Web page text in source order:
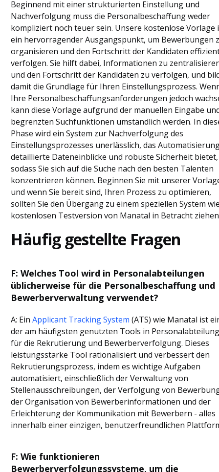
Beginnend mit einer strukturierten Einstellung und
Nachverfolgung muss die Personalbeschaffung weder
kompliziert noch teuer sein. Unsere kostenlose Vorlage
ein hervorragender Ausgangspunkt, um Bewerbungen
organisieren und den Fortschritt der Kandidaten
verfolgen. Sie hilft dabei, Informationen zu
und den Fortschritt der Kandidaten zu verfolgen, und
damit die Grundlage für Ihren Einstellungsprozess.
Ihre Personalbeschaffungsanforderungen jedoch
kann diese Vorlage aufgrund der manuellen Eingabe
begrenzten Suchfunktionen umständlich werden. In
Phase wird ein System zur Nachverfolgung des
Einstellungsprozesses unerlässlich, das
detaillierte Dateneinblicke und robuste Sicherheit bietet,
sodass Sie sich auf die Suche nach den besten Talenten
konzentrieren können. Beginnen Sie mit unserer
und wenn Sie bereit sind, Ihren Prozess zu optimieren,
sollten Sie den Übergang zu einem speziellen System
kostenlosen Testversion von Manatal in Betracht
Häufig gestellte Fragen
F: Welches Tool wird in Personalabteilungen
üblicherweise für die Personalbeschaffung und
Bewerberverwaltung verwendet?
A: EinApplicant Tracking System (ATS) wie Manatal ist
der am häufigsten genutzten Tools in
für die Rekrutierung und Bewerberverfolgung. Dieses
leistungsstarke Tool rationalisiert und verbessert den
Rekrutierungsprozess, indem es wichtige Aufgaben
automatisiert, einschließlich der Verwaltung von
Stellenausschreibungen, der Verfolgung von
der Organisation von Bewerberinformationen und der
Erleichterung der Kommunikation mit Bewerbern - alles
innerhalb einer einzigen, benutzerfreundlichen
F: Wie funktionieren
Bewerberverfolgungssysteme, um die